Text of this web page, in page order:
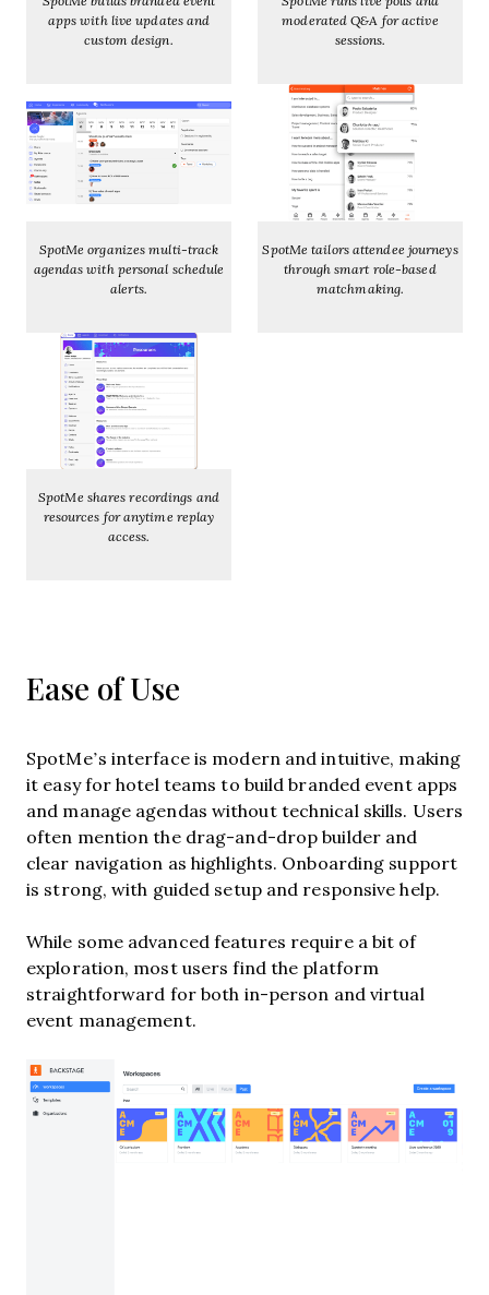
apps with live updates and
custom design.
moderated Q&A for active
sessions.
SpotMe organizes multi-track
agendas with personal schedule
alerts.
SpotMe tailors attendee journeys
through smart role-based
matchmaking.
SpotMe shares recordings and
resources for anytime replay
access.
Ease of Use
SpotMe’s interface is modern and intuitive, making
it easy for hotel teams to build branded event apps
and manage agendas without technical skills. Users
often mention the drag-and-drop builder and
clear navigation as highlights. Onboarding support
is strong, with guided setup and responsive help.
While some advanced features require a bit of
exploration, most users find the platform
straightforward for both in-person and virtual
event management.